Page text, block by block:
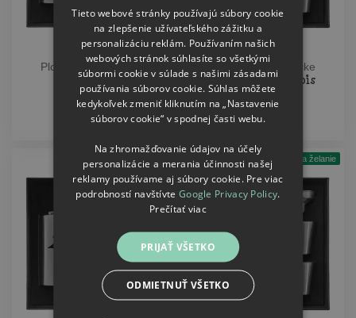
Ploskačka v krabičke
Best groom
20.76 €
Ploskačka v krabičke
The Groom - nápis
20.76
Dátum na želanie
Tieto webové stránky používajú súbory cookie
na zlepšenie užívateľského zážitku a
personalizáciu reklám. Používaním našich
webových stránok súhlasíte so všetkými
súbormi cookie v súlade s našimi zásadami
používania súborov cookie. Súhlas môžete
kedykoľvek zmeniť kliknutím na „Nastavenie
súborov cookie“ v spodnej časti webu.
Na zhromažďovanie údajov na účely
personalizácie a merania účinnosti našej
reklamy používame aj súbory cookie. Pre viac
podrobností navštívte Google Privacy Policy.
Prečítať viac
PRIJAŤ VŠETKO
ODMIETNUŤ VŠETKO